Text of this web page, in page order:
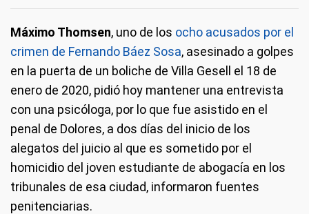
Máximo Thomsen, uno de los ocho acusados por el
crimen de Fernando Báez Sosa, asesinado a golpes
en la puerta de un boliche de Villa Gesell el 18 de
enero de 2020, pidió hoy mantener una entrevista
con una psicóloga, por lo que fue asistido en el
penal de Dolores, a dos días del inicio de los
alegatos del juicio al que es sometido por el
homicidio del joven estudiante de abogacía en los
tribunales de esa ciudad, informaron fuentes
penitenciarias.